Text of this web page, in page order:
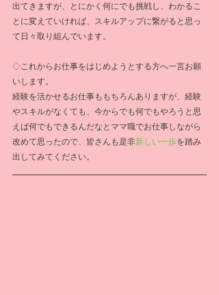
出てきますが、とにかく何にでも挑戦し、わかるこ
とに変えていければ、スキルアップに繋がると思っ
て日々取り組んでいます。
◇ これからお仕事をはじめようとする方へ一言お願
いします。
経験を活かせるお仕事ももちろんありますが、経験
やスキルがなくても、今からでも何でもやろうと思
えば何でもできるんだなとママ職でお仕事しながら
改めて思ったので、皆さんも是非新しい一歩を踏み
出してみてください。